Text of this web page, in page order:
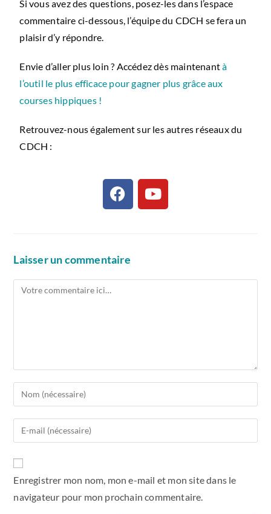
Si vous avez des questions, posez-les dans l’espace
commentaire ci-dessous, l’équipe du CDCH se fera un
plaisir d’y répondre.
Envie d’aller plus loin ? Accédez dès maintenantà
l’outil le plus efficace pour gagner plus grâce aux
courses hippiques !
Retrouvez-nous également sur les autres réseaux du
CDCH :
Laisser un commentaire
Enregistrer mon nom, mon e-mail et mon site dans le
navigateur pour mon prochain commentaire.